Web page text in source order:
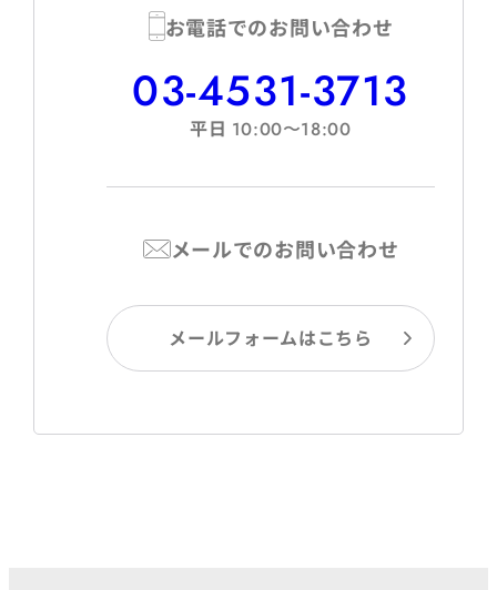
お電話でのお問い合わせ
03-4531-3713
平日 10:00〜18:00
メールでのお問い合わせ
メールフォームはこちら